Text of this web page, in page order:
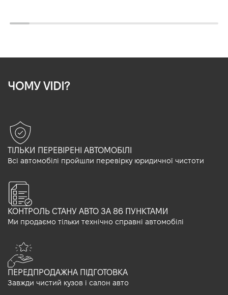
ЧОМУ VIDI?
ТІЛЬКИ ПЕРЕВІРЕНІ АВТОМОБІЛІ
Всі автомобілі пройшли перевірку юридичної чистоти
КОНТРОЛЬ СТАНУ АВТО ЗА 86 ПУНКТАМИ
Ми продаємо тільки технічно справні автомобілі
ПЕРЕДПРОДАЖНА ПІДГОТОВКА
Завжди чистий кузов і салон авто